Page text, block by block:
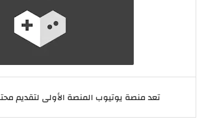
تعد منصة يوتيوب المنصة الأولى لتقديم